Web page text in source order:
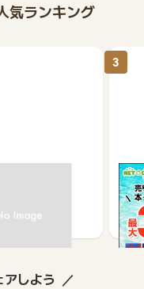
気ランキング
【
買取
3
しよう